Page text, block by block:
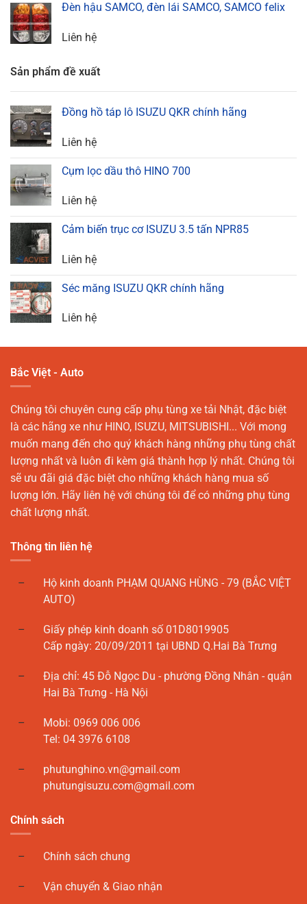
Đèn hậu SAMCO, đèn lái SAMCO, SAMCO felix
Liên hệ
Sản phẩm đề xuất
Đồng hồ táp lô ISUZU QKR chính hãng
Liên hệ
Cụm lọc dầu thô HINO 700
Liên hệ
Cảm biến trục cơ ISUZU 3.5 tấn NPR85
Liên hệ
Séc măng ISUZU QKR chính hãng
Liên hệ
Bắc Việt - Auto
Chúng tôi chuyên cung cấp phụ tùng xe tải Nhật, đặc biệt
là các hãng xe như HINO, ISUZU, MITSUBISHI... Với mong
muốn mang đến cho quý khách hàng những phụ tùng chất
lượng nhất và luôn đi kèm giá thành hợp lý nhất. Chúng tôi
sẽ ưu đãi giá đặc biệt cho những khách hàng mua số
lượng lớn. Hãy liên hệ với chúng tôi để có những phụ tùng
chất lượng nhất.
Thông tin liên hệ
Hộ kinh doanh PHẠM QUANG HÙNG - 79 (BẮC VIỆT
AUTO)
Giấy phép kinh doanh số 01D8019905
Cấp ngày: 20/09/2011 tại UBND Q.Hai Bà Trưng
Địa chỉ: 45 Đỗ Ngọc Du - phường Đồng Nhân - quận
Hai Bà Trưng - Hà Nội
Mobi: 0969 006 006
Tel: 04 3976 6108
phutunghino.vn@gmail.com
phutungisuzu.com@gmail.com
Chính sách
Chính sách chung
Vận chuyển & Giao nhận